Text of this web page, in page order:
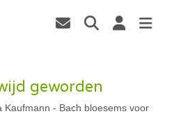
geworden
Kaufmann - Bach bloesems voor